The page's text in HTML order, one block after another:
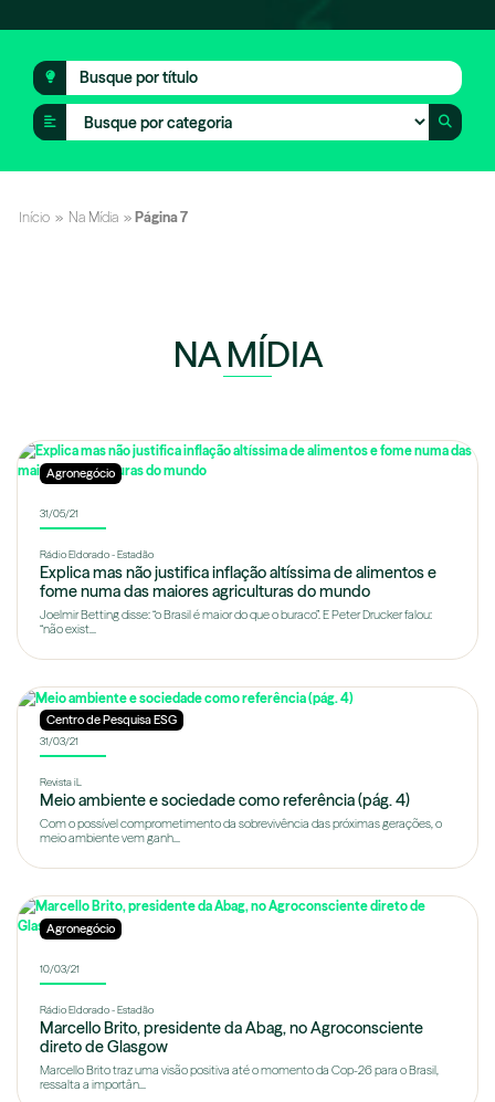
Início » Na Mídia » Página 7
NA MÍDIA
Agronegócio
31/05/21
Rádio Eldorado - Estadão
Explica mas não justifica inflação altíssima de alimentos e
fome numa das maiores agriculturas do mundo
Joelmir Betting disse: “o Brasil é maior do que o buraco”. E Peter Drucker falou:
“não exist...
Centro de Pesquisa ESG
31/03/21
Revista iL
Meio ambiente e sociedade como referência (pág. 4)
Com o possível comprometimento da sobrevivência das próximas gerações, o
meio ambiente vem ganh...
Agronegócio
10/03/21
Rádio Eldorado - Estadão
Marcello Brito, presidente da Abag, no Agroconsciente
direto de Glasgow
Marcello Brito traz uma visão positiva até o momento da Cop-26 para o Brasil,
ressalta a importân...